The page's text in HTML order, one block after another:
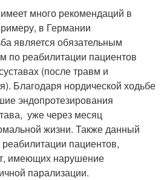
много рекомендаций в
в Германии
является обязательным
по реабилитации пациентов
(после травм и
Благодаря нордической ходьбе
эндопротезирования
уже через месяц
жизни. Также данный
пациентов,
имеющих нарушение
парализации.